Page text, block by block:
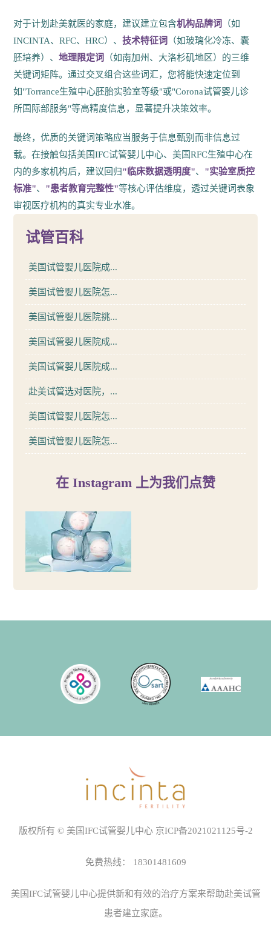
对于计划赴美就医的家庭，建议建立包含机构品牌词
（如
INCINTA、RFC、HRC）、技术特征词
（如玻璃化冷冻、囊
胚培养）、地理限定词
（如南加州、大洛杉矶地区）的三维
关键词矩阵。通过交叉组合这些词汇，您将能快速定位到
如"Torrance生殖中心胚胎实验室等级"或"Corona试管婴儿诊
所国际部服务"等高精度信息，显著提升决策效率。
最终，优质的关键词策略应当服务于信息甄别而非信息过
载。在接触包括美国IFC试管婴儿中心、美国RFC生殖中心在
内的多家机构后，建议回归"临床数据透明度"、 "实验室质控
标准"、 "患者教育完整性"等核心评估维度，透过关键词表象
审视医疗机构的真实专业水准。
试管百科
美国试管婴儿医院成...
美国试管婴儿医院怎...
美国试管婴儿医院挑...
美国试管婴儿医院成...
美国试管婴儿医院成...
赴美试管选对医院，...
美国试管婴儿医院怎...
美国试管婴儿医院怎...
在 Instagram 上为我们点赞
版权所有 © 美国IFC试管婴儿中心 京ICP备2021021125号-2
免费热线： 18301481609
美国IFC试管婴儿中心提供新和有效的治疗方案来帮助赴美试管
患者建立家庭。